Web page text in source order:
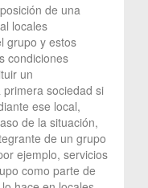
de una
locales
grupo y estos
condiciones
un
sociedad si
ese local,
de la situación,
de un grupo
ejemplo, servicios
como parte de